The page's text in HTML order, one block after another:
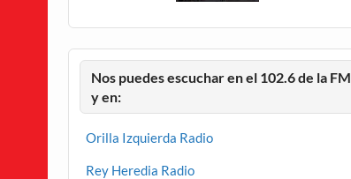
Nos puedes escuchar en el 102.6 de la FM
y en:
Orilla Izquierda Radio
Rey Heredia Radio